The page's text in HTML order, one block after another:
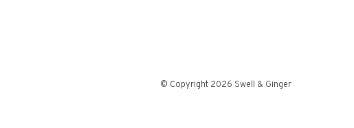
© Copyright 2026 Swell & Ginger